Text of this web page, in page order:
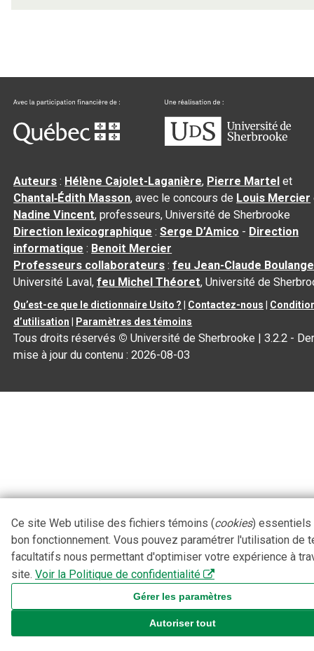
Auteurs : Hélène Cajolet-Laganière, Pierre Martel et
Chantal‑Édith Masson, avec le concours de Louis Mercier
Nadine Vincent, professeurs, Université de Sherbrooke
Direction lexicographique :Serge D’Amico - Direction
informatique : Benoit Mercier
Professeurs collaborateurs :feu Jean-Claude
Université Laval,feu Michel Théoret, Université de
Qu’est-ce que le dictionnaire Usito ? Contactez-nous
d’utilisation
Paramètres des témoins
Tous droits réservés © Université de Sherbrooke |3.2.2 -
mise à jour du contenu :2026-08-03
Ce site Web utilise des fichiers témoins (cookies) essentiels
bon fonctionnement. Vous pouvez paramétrer l'utilisation de
facultatifs nous permettant d'optimiser votre expérience à
site. Voir la Politique de confidentialité
Gérer les paramètres
Autoriser tout